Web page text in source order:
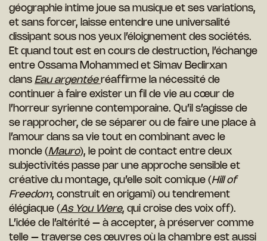
géographie intime joue sa musique et ses variations,
et sans forcer, laisse entendre une universalité
dissipant sous nos yeux l’éloignement des sociétés.
Et quand tout est en cours de destruction, l’échange
entre Ossama Mohammed et Simav Bedirxan
dans Eau argentée réaffirme la nécessité de
continuer à faire exister un fil de vie au cœur de
l’horreur syrienne contemporaine. Qu’il s’agisse de
se rapprocher, de se séparer ou de faire une place à
l’amour dans sa vie tout en combinant avec le
monde (Mauro), le point de contact entre deux
subjectivités passe par une approche sensible et
créative du montage, qu’elle soit comique (Hill of
Freedom, construit en origami) ou tendrement
élégiaque (As You Were, qui croise des voix off).
L’idée de l’altérité – à accepter, à préserver comme
telle – traverse ces œuvres où la chambre est aussi